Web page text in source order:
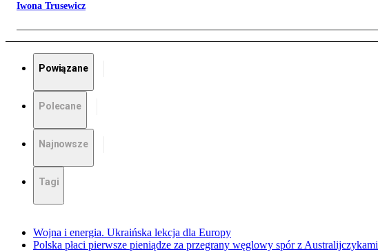
Iwona Trusewicz
Powiązane
Polecane
Najnowsze
Tagi
Wojna i energia. Ukraińska lekcja dla Europy
Polska płaci pierwsze pieniądze za przegrany węglowy spór z Australijczykami